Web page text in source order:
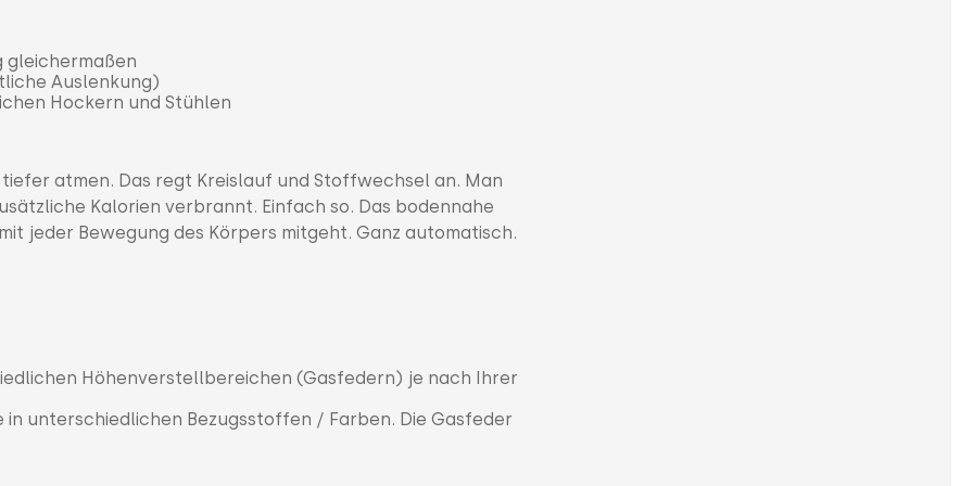
gleichermaßen
Auslenkung)
Hockern und Stühlen
atmen. Das regt Kreislauf und Stoffwechsel an. Man
Kalorien verbrannt. Einfach so. Das bodennahe
jeder Bewegung des Körpers mitgeht. Ganz automatisch.
Höhenverstellbereichen (Gasfedern) je nach Ihrer
unterschiedlichen Bezugsstoffen / Farben. Die Gasfeder